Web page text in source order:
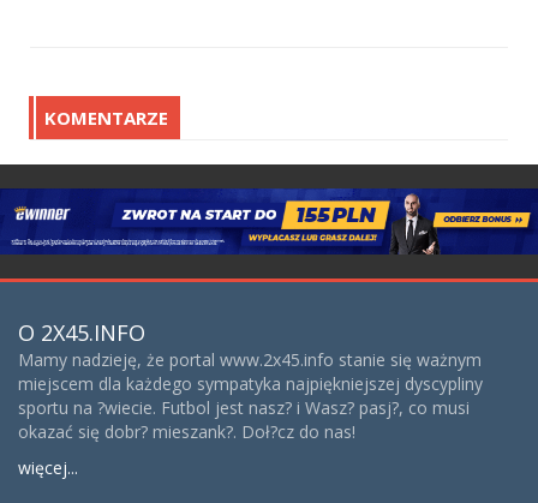
KOMENTARZE
O 2X45.INFO
Mamy nadzieję, że portal www.2x45.info stanie się ważnym
miejscem dla każdego sympatyka najpiękniejszej dyscypliny
sportu na ?wiecie. Futbol jest nasz? i Wasz? pasj?, co musi
okazać się dobr? mieszank?. Doł?cz do nas!
więcej...